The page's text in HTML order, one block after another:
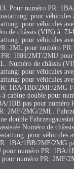
Pour numéro PR:
pour véhicules
pour véhicules
de châssis (VIN) à:
pour véhicules
2ML pour numéro
PR: 1BH/2MT/2MU pour
Numéro de châssis
pour véhicules
pour véhicules
1BA/1BB/2MF/2MG
à cabine double pour
1BB pas pour numéro
2MF/2MG/2ML.
double
Numéro de
pour véhicules
1BA/1BB/2MF/2MG
numéro PR: 1BA/
pour numéro PR: 2MF/